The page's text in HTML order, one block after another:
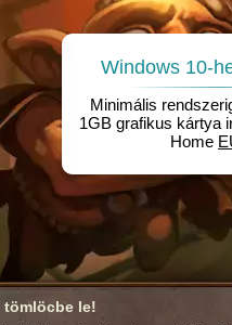
tömlöcbe le!
Windows 10-
Minimális
1GB grafikus kártya
Home